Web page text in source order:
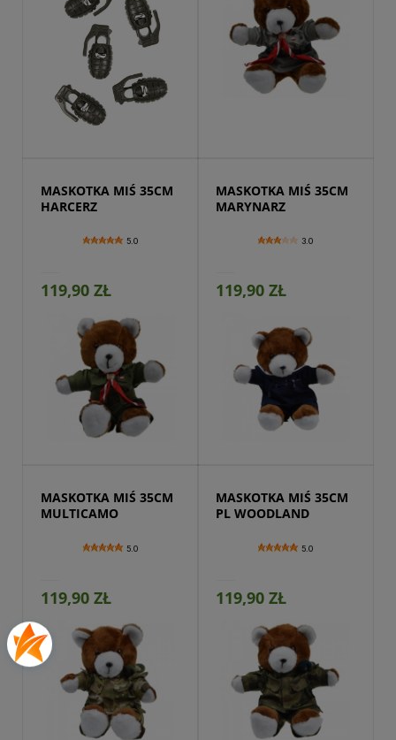
MASKOTKA MIŚ 35CM
HARCERZ
5.0
119,90 ZŁ
MASKOTKA MIŚ 35CM
MARYNARZ
3.0
119,90 ZŁ
Przejdź do produktu
MASKOTKA MIŚ 35CM
MULTICAMO
5.0
119,90 ZŁ
MASKOTKA MIŚ 35CM
PL WOODLAND
5.0
119,90 ZŁ